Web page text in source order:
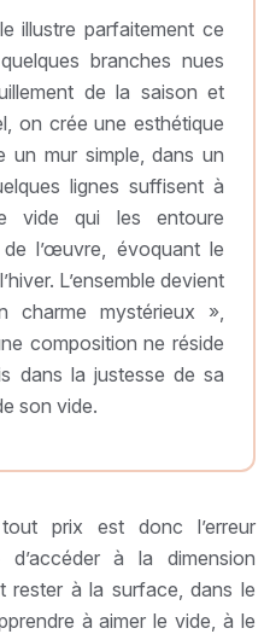
illustre parfaitement ce
branches nues
de la saison et
on crée une esthétique
un mur simple, dans un
lignes suffisent à
vide qui les entoure
l’œuvre, évoquant le
L’ensemble devient
charme mystérieux »,
composition ne réside
dans la justesse de sa
son vide.
prix est donc l’erreur
à la dimension
rester à la surface, dans le
à aimer le vide, à le